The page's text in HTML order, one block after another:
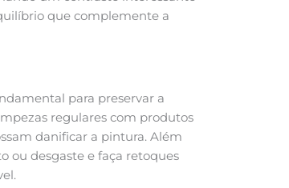
que complemente a
para preservar a
regulares com produtos
danificar a pintura. Além
ou desgaste e faça retoques